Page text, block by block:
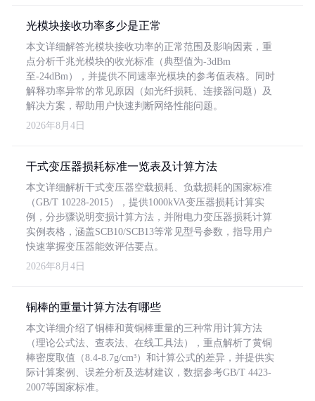
光模块接收功率多少是正常
本文详细解答光模块接收功率的正常范围及影响因素，重
点分析千兆光模块的收光标准（典型值为-3dBm
至-24dBm），并提供不同速率光模块的参考值表格。同时
解释功率异常的常见原因（如光纤损耗、连接器问题）及
解决方案，帮助用户快速判断网络性能问题。
2026年8月4日
干式变压器损耗标准一览表及计算方法
本文详细解析干式变压器空载损耗、负载损耗的国家标准
（GB/T 10228-2015），提供1000kVA变压器损耗计算实
例，分步骤说明变损计算方法，并附电力变压器损耗计算
实例表格，涵盖SCB10/SCB13等常见型号参数，指导用户
快速掌握变压器能效评估要点。
2026年8月4日
铜棒的重量计算方法有哪些
本文详细介绍了铜棒和黄铜棒重量的三种常用计算方法
（理论公式法、查表法、在线工具法），重点解析了黄铜
棒密度取值（8.4-8.7g/cm³）和计算公式的差异，并提供实
际计算案例、误差分析及选材建议，数据参考GB/T 4423-
2007等国家标准。